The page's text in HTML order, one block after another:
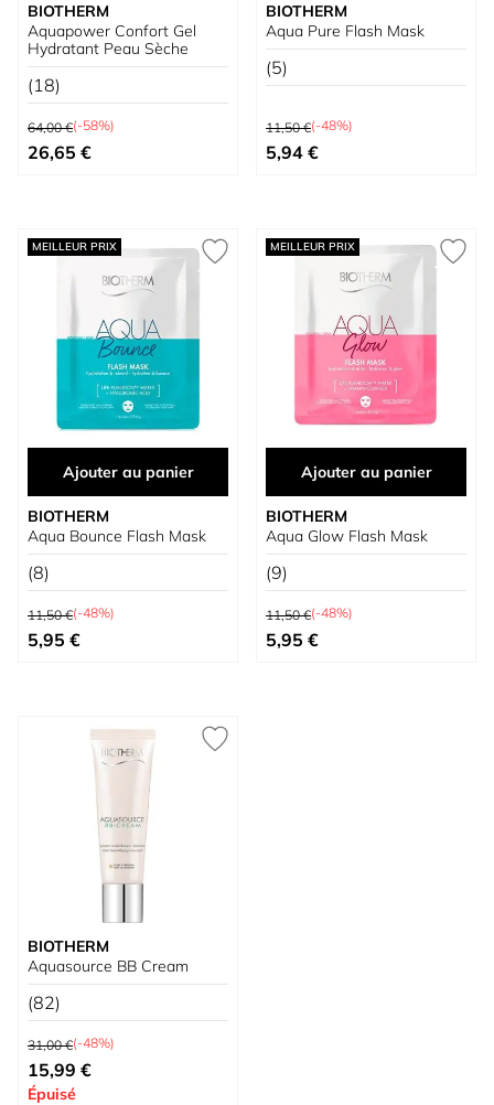
BIOTHERM
Aquapower Confort Gel
Hydratant Peau Sèche
(18)
Prix normal
64,00 €(-58%)
Prix spécial
26,65 €
BIOTHERM
Aqua Pure Flash Mask
(5)
Prix normal
11,50 €(-48%)
Prix spécial
5,94 €
MEILLEUR PRIX
Ajouter au panier
BIOTHERM
Aqua Bounce Flash Mask
(8)
Prix normal
11,50 €(-48%)
Prix spécial
5,95 €
MEILLEUR PRIX
Ajouter au panier
BIOTHERM
Aqua Glow Flash Mask
(9)
Prix normal
11,50 €(-48%)
Prix spécial
5,95 €
BIOTHERM
Aquasource BB Cream
(82)
Prix normal
31,00 €(-48%)
À partir de
15,99 €
Épuisé